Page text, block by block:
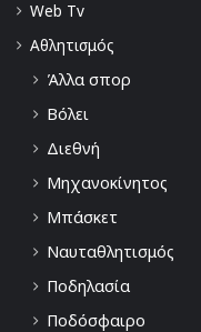
Web Tv
Αθλητισμός
Άλλα σπορ
Βόλει
Διεθνή
Μηχανοκίνητος
Μπάσκετ
Ναυταθλητισμός
Ποδηλασία
Ποδόσφαιρο